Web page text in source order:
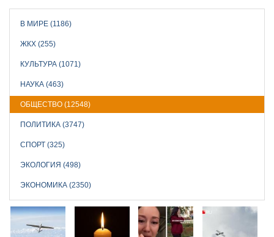
В МИРЕ (1186)
ЖКХ (255)
КУЛЬТУРА (1071)
НАУКА (463)
ОБЩЕСТВО (12548)
ПОЛИТИКА (3747)
СПОРТ (325)
ЭКОЛОГИЯ (498)
ЭКОНОМИКА (2350)